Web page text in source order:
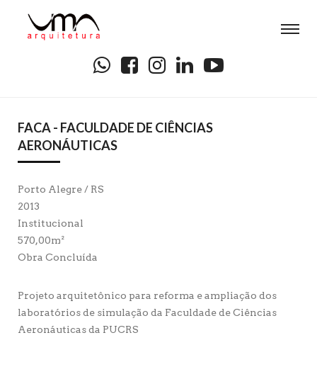
FACA - FACULDADE DE CIÊNCIAS
AERONÁUTICAS
Porto Alegre / RS
2013
Institucional
570,00m²
Obra Concluída
Projeto arquitetônico para reforma e ampliação dos
laboratórios de simulação da Faculdade de Ciências
Aeronáuticas da PUCRS